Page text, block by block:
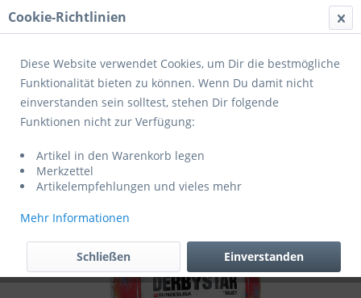
Menü
Übersicht Freizeitbälle
weiss/rot/blau
Cookie-Richtlinien
Diese Website verwendet Cookies, um Dir die bestmögliche
Funktionalität bieten zu können. Wenn Du damit nicht
einverstanden sein solltest, stehen Dir folgende
Funktionen nicht zur Verfügung:
Artikel in den Warenkorb legen
Merkzettel
Artikelempfehlungen und vieles mehr
Mehr Informationen
Einverstanden
Schließen